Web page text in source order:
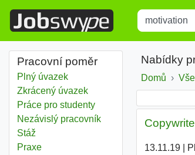
Title
Pracovní poměr
Plný úvazek
Zkrácený úvazek
Práce pro studenty
Nezávislý pracovník
Stáž
Praxe
Nabídky
Domů
13.11.19|